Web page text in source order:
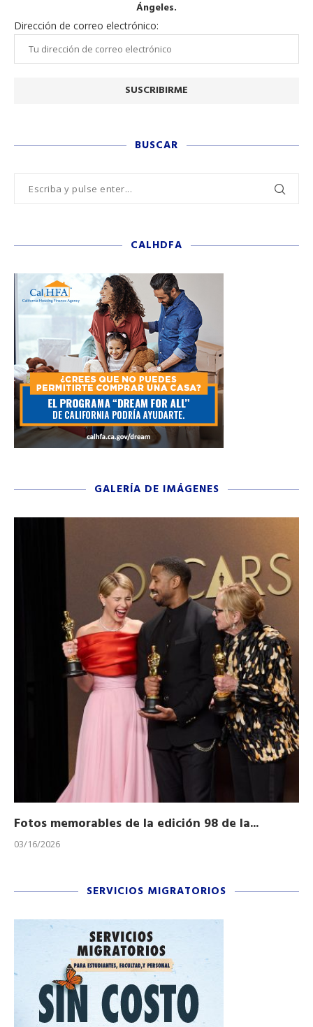
Ángeles.
Dirección de correo electrónico:
BUSCAR
CALHDFA
GALERÍA DE IMÁGENES
Fotos memorables de la edición 98 de la...
03/16/2026
SERVICIOS MIGRATORIOS